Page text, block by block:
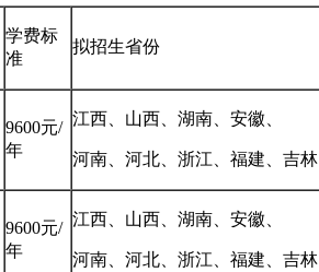
学费标
准
拟招生省份
9600元/
年
江西、山西、湖南、安徽、
河南、河北、浙江、福建、吉林
9600元/
年
江西、山西、湖南、安徽、
河南、河北、浙江、福建、吉林